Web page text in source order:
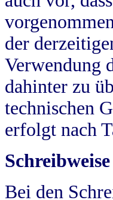
der
Verwendung
dahinter zu
technischen
erfolgt nach
Bei den